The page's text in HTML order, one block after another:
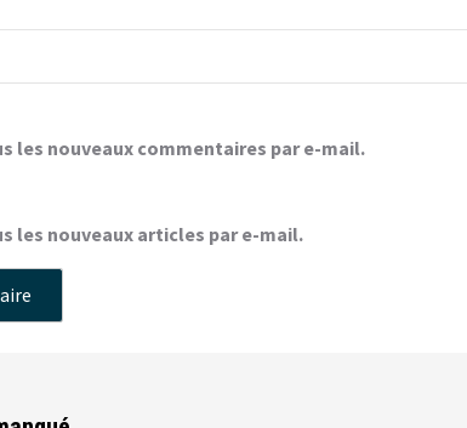
les nouveaux commentaires par e-mail.
les nouveaux articles par e-mail.